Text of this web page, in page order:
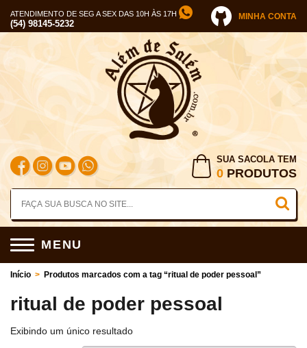
ATENDIMENTO DE SEG A SEX DAS 10H ÀS 17H
(54) 98145-5232
MINHA CONTA
SUA SACOLA TEM
0 PRODUTOS
MENU
Início > Produtos marcados com a tag “ritual de poder pessoal”
ritual de poder pessoal
Exibindo um único resultado